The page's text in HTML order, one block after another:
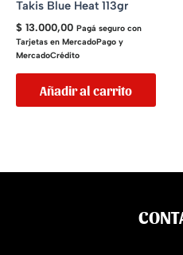
Takis Blue Heat 113gr
$ 13.000,00 Pagá seguro con
Tarjetas en MercadoPago y
MercadoCrédito
Añadir al carrito